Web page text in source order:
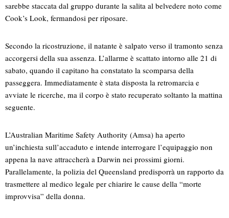
sarebbe staccata dal gruppo durante la salita al belvedere noto come
Cook’s Look, fermandosi per riposare.
Secondo la ricostruzione, il natante è salpato verso il tramonto senza
accorgersi della sua assenza. L’allarme è scattato intorno alle 21 di
sabato, quando il capitano ha constatato la scomparsa della
passeggera. Immediatamente è stata disposta la retromarcia e
avviate le ricerche, ma il corpo è stato recuperato soltanto la mattina
seguente.
L’Australian Maritime Safety Authority (Amsa) ha aperto
un’inchiesta sull’accaduto e intende interrogare l’equipaggio non
appena la nave attraccherà a Darwin nei prossimi giorni.
Parallelamente, la polizia del Queensland predisporrà un rapporto da
trasmettere al medico legale per chiarire le cause della “morte
improvvisa” della donna.